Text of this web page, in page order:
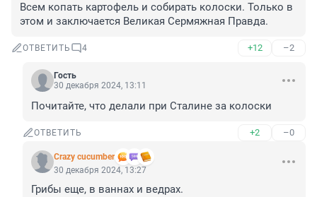
Всем копать картофель и собирать колоски. Только в
этом и заключается Великая Сермяжная Правда.
ОТВЕТИТЬ 4 +12 –2
Гость
30 декабря 2024, 13:11
Почитайте, что делали при Сталине за колоски
ОТВЕТИТЬ +2 –0
Crazy cucumber
30 декабря 2024, 13:27
Грибы еще, в ваннах и ведрах.